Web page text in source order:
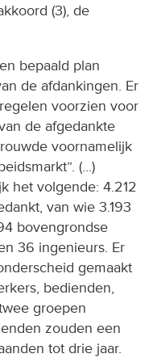
(3), de
bepaald plan
de afdankingen. Er
voorzien voor
de afgedankte
voornamelijk
(...)
het volgende: 4.212
van wie 3.193
bovengrondse
36 ingenieurs. Er
gemaakt
bedienden,
groepen
zouden een
tot drie jaar.